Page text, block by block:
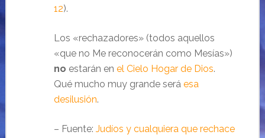
12).
Los «rechazadores» (todos aquellos
«que no Me reconocerán como Mesías»)
no estarán en el Cielo Hogar de Dios.
Qué mucho muy grande será esa
desilusión.
– Fuente: Judíos y cualquiera que rechace